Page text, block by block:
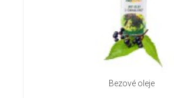
Bezové oleje